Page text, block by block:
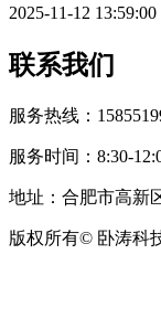
2025-11-12 13:59:00
联系我们
服务热线：
服务时间：8:30-
地址：合肥市高新
版权所有© 卧涛科